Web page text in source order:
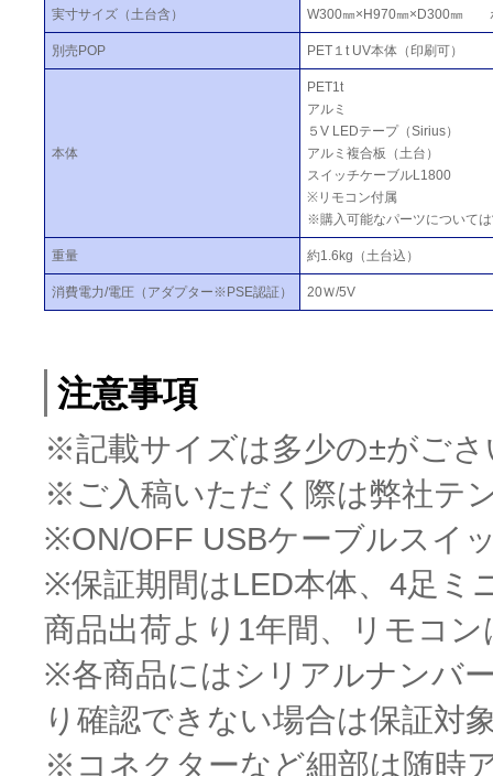
実寸サイズ（土台含） W300㎜×H970㎜×D300㎜
別売POP PET１t UV本体（印刷可）
本体
PET1t
アルミ
５V LEDテープ（Sirius）
アルミ複合板（土台）
スイッチケーブルL1800
※リモコン付属
※購入可能なパーツについて
重量 約1.6kg（土台込）
消費電力/電圧（アダプター※PSE認証） 20Ｗ/5V
注意事項
※記載サイズは多少の±がごさ
※ご入稿いただく際は弊社テ
※ON/OFF USBケーブルスイ
※保証期間はLED本体、4足ミ
商品出荷より1年間、リモコ
※各商品にはシリアルナンバ
り確認できない場合は保証対
※コネクターなど細部は随時